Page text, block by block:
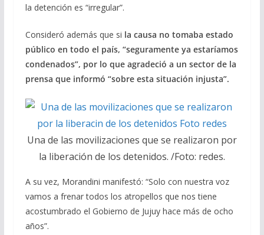
la detención es “irregular”.
Consideró además que si la causa no tomaba estado
público en todo el país, “seguramente ya estaríamos
condenados”, por lo que agradeció a un sector de la
prensa que informó “sobre esta situación injusta”.
Una de las movilizaciones que se realizaron por
la liberación de los detenidos. /Foto: redes.
A su vez, Morandini manifestó: “Solo con nuestra voz
vamos a frenar todos los atropellos que nos tiene
acostumbrado el Gobierno de Jujuy hace más de ocho
años”.